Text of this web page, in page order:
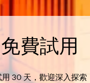
費試用
30 天，歡迎深入探索